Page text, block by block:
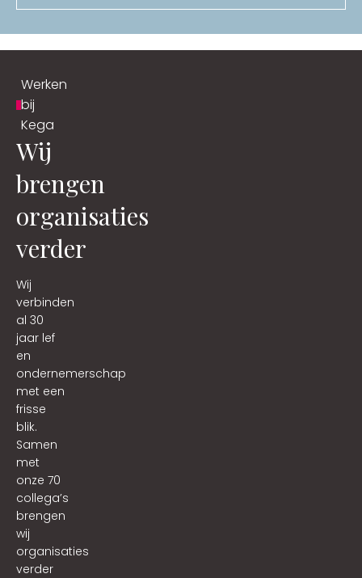
Werken
bij
Kega
Wij
brengen
organisaties
verder
Wij
verbinden
al 30
jaar lef
en
ondernemerschap
met een
frisse
blik.
Samen
met
onze 70
collega’s
brengen
wij
organisaties
verder